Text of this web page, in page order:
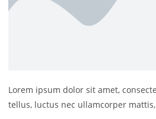
Lorem ipsum dolor sit amet,
tellus, luctus nec ullamcorper